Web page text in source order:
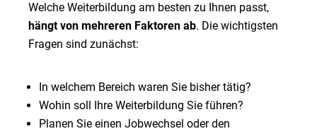
Welche Weiterbildung am besten zu Ihnen passt,
hängt von mehreren Faktoren ab. Die wichtigsten
Fragen sind zunächst:
In welchem Bereich waren Sie bisher tätig?
Wohin soll Ihre Weiterbildung Sie führen?
Planen Sie einen Jobwechsel oder den